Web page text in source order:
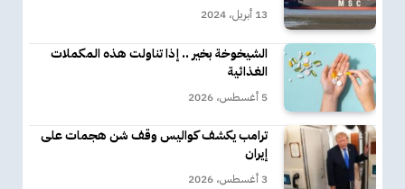
13 أبريل، 2024
الشيخوخة بخير .. إذا تناولت هذه المكملات
الغذائية
5 أغسطس، 2026
ترامب يكشف كواليس وقف شن هجمات على
إيران
3 أغسطس، 2026